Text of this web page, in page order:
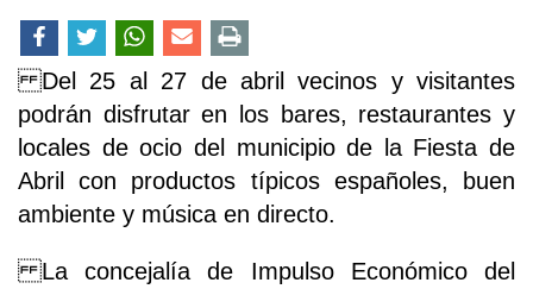
Del 25 al 27 de abril vecinos y visitantes
podrán disfrutar en los bares, restaurantes y
locales de ocio del municipio de la Fiesta de
Abril con productos típicos españoles, buen
ambiente y música en directo.
La concejalía de Impulso Económico del